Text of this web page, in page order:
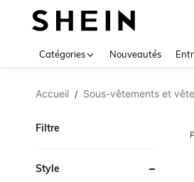
Catégories Nouveautés
Accueil / Sous-vêtements et
Filtre
Style